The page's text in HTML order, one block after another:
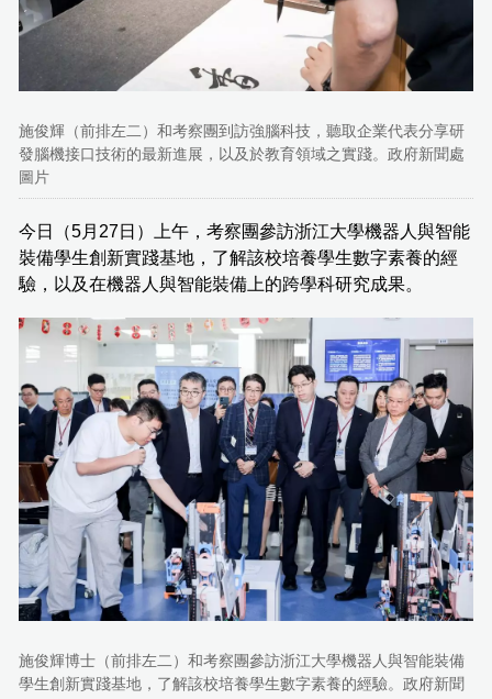
施俊輝（前排左二）和考察團到訪強腦科技，聽取企業代表分享研
發腦機接口技術的最新進展，以及於教育領域之實踐。政府新聞處
圖片
今日（5月27日）上午，考察團參訪浙江大學機器人與智能
裝備學生創新實踐基地，了解該校培養學生數字素養的經
驗，以及在機器人與智能裝備上的跨學科研究成果。
施俊輝博士（前排左二）和考察團參訪浙江大學機器人與智能裝備
學生創新實踐基地，了解該校培養學生數字素養的經驗。政府新聞